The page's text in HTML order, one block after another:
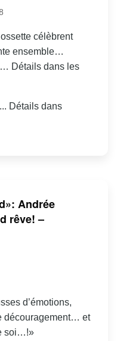
célèbrent
ensemble…
Détails dans les
Détails dans
Andrée
rêve! –
d’émotions,
découragement… et
soi…!»